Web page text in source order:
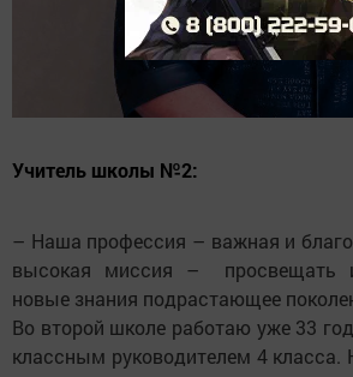
Учитель школы №2:
– Наша профессия – важная и
высокая миссия – просвещать
новые знания подрастающее
Во второй школе работаю уже 33
классным руководителем 4 класса.